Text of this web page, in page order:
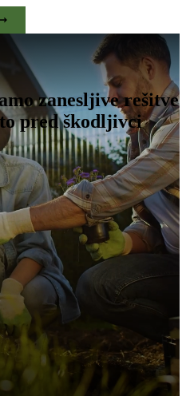
zanesljive rešitve
pred škodljivci